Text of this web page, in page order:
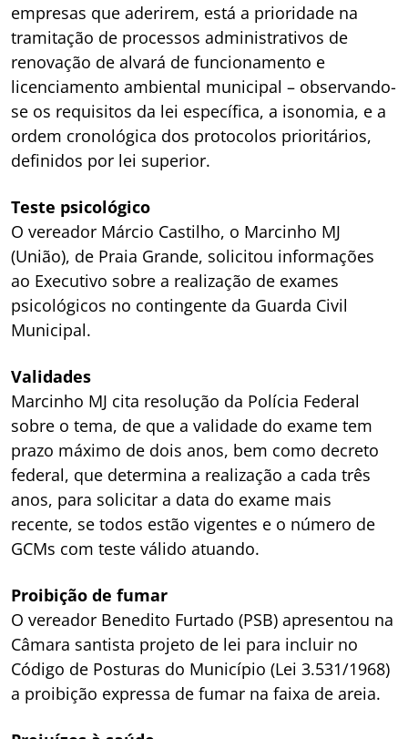
empresas que aderirem, está a prioridade na
tramitação de processos administrativos de
renovação de alvará de funcionamento e
licenciamento ambiental municipal – observando-
se os requisitos da lei específica, a isonomia, e a
ordem cronológica dos protocolos prioritários,
definidos por lei superior.
Teste psicológico
O vereador Márcio Castilho, o Marcinho MJ
(União), de Praia Grande, solicitou informações
ao Executivo sobre a realização de exames
psicológicos no contingente da Guarda Civil
Municipal.
Validades
Marcinho MJ cita resolução da Polícia Federal
sobre o tema, de que a validade do exame tem
prazo máximo de dois anos, bem como decreto
federal, que determina a realização a cada três
anos, para solicitar a data do exame mais
recente, se todos estão vigentes e o número de
GCMs com teste válido atuando.
Proibição de fumar
O vereador Benedito Furtado (PSB) apresentou na
Câmara santista projeto de lei para incluir no
Código de Posturas do Município (Lei 3.531/1968)
a proibição expressa de fumar na faixa de areia.